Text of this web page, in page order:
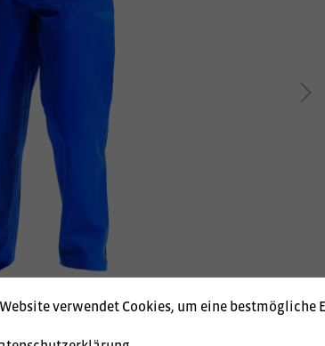
verwendet Cookies, um eine bestmögliche